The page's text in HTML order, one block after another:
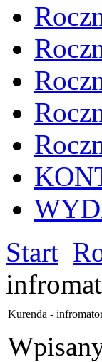
Start
Kurenda -